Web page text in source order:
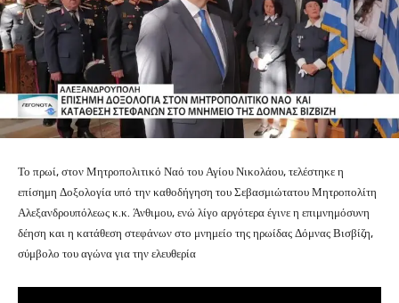
Το πρωί, στον Μητροπολιτικό Ναό του Αγίου Νικολάου, τελέστηκε η
επίσημη Δοξολογία υπό την καθοδήγηση του Σεβασμιώτατου Μητροπολίτη
Αλεξανδρουπόλεως κ.κ. Άνθιμου, ενώ λίγο αργότερα έγινε η επιμνημόσυνη
δέηση και η κατάθεση στεφάνων στο μνημείο της ηρωίδας Δόμνας Βισβίζη,
σύμβολο του αγώνα για την ελευθερία